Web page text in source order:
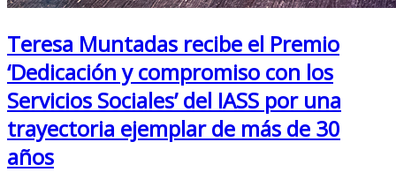
Teresa Muntadas recibe el Premio
‘Dedicación y compromiso con los
Servicios Sociales’ del IASS por una
trayectoria ejemplar de más de 30
años